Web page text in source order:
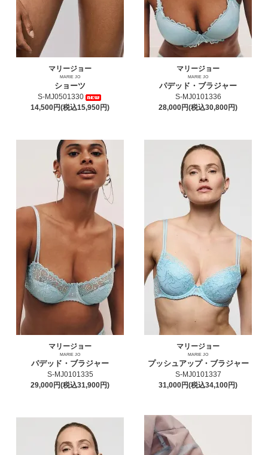
マリージョー
MARIE JO
ショーツ
S-MJ0501330
14,500円(税込15,950円)
マリージョー
MARIE JO
パデッド・ブラジャー
S-MJ0101336
28,000円(税込30,800円)
マリージョー
MARIE JO
パデッド・ブラジャー
S-MJ0101335
29,000円(税込31,900円)
マリージョー
MARIE JO
プッシュアップ・ブラジャー
S-MJ0101337
31,000円(税込34,100円)